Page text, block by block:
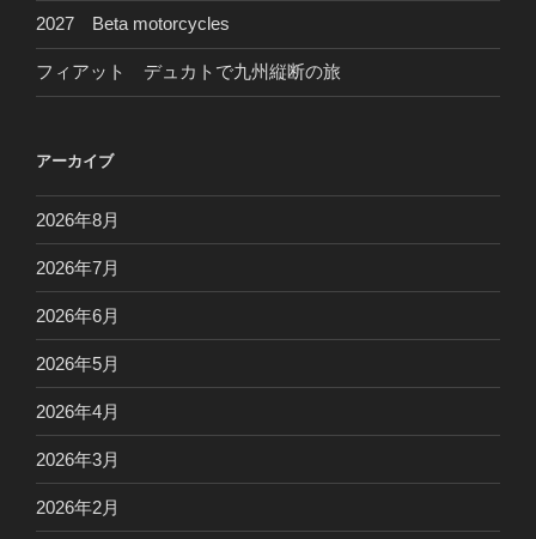
2027 Beta motorcycles
フィアット デュカトで九州縦断の旅
アーカイブ
2026年8月
2026年7月
2026年6月
2026年5月
2026年4月
2026年3月
2026年2月